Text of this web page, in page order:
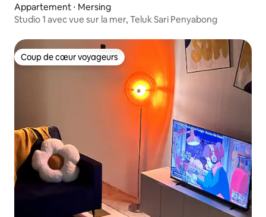
Appartement ⋅ Mersing
Studio 1 avec vue sur la mer, Teluk Sari Penyabong
Coup de cœur voyageurs
Coup de cœur voyageurs